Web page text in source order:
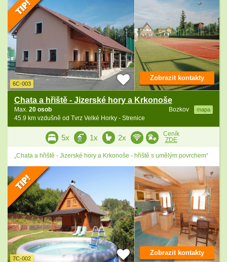
6C-003
Chata a hřiště - Jizerské hory a Krkonoše
Bozkov mapa
Max. 20 osob
45.9 km vzdušně od Tvrz Velké Horky - Strenice
Zobrazit kontakty
5x 1x 2x
Ceník
ZDE
„Chata a hřiště - Jizerské hory a Krkonoše - hřiště s umělým povrchem“
7C-002
Zobrazit kontakty